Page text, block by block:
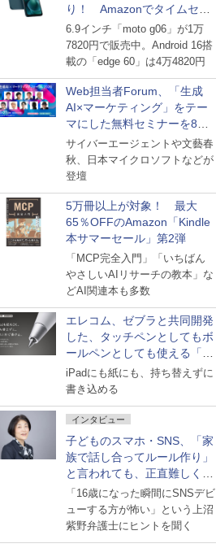
り！ Amazonでタイムセー
ル
6.9インチ「moto g06」が1万
7820円で販売中。Android 16搭
載の「edge 60」は4万4820円
Web担当者Forum、「生成
AI×マーケティング」をテー
マにした無料セミナーを8月
27日にオンライン開催
サイバーエージェントや文藝春
秋、日本マイクロソフトなどが
登壇
5万冊以上が対象！ 最大
65％OFFのAmazon「Kindle
本サマーセール」第2弾
「MCP完全入門」「いちばん
やさしいAIリサーチの教本」な
どAI関連本も多数
エレコム、ゼブラと共同開発
した、タッチペンとしてもボ
ールペンとしても使える「ス
タイラスツーウェイ」発売
iPadにも紙にも、持ち替えずに
書き込める
インタビュー
子どものスマホ・SNS、「家
族で話し合ってルール作り」
と言われても、正直難しくな
いですか？
「16歳になった瞬間にSNSデビ
ューする方が怖い」という上沼
紫野弁護士にヒントを聞く